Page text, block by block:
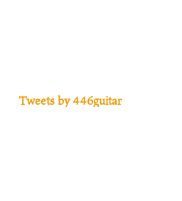
Tweets by 446guitar